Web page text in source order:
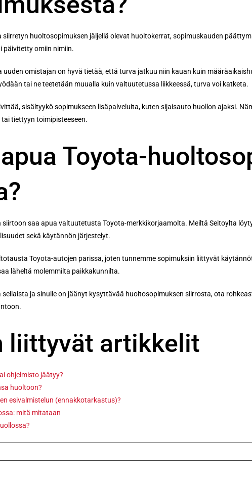
huoltosopimuksen jäljellä olevat huoltokerrat, sopimuskauden
päivitetty omiin nimiin.
uuden omistajan on hyvä tietää, että turva jatkuu niin kauan kuin
tai ne teetetään muualla kuin valtuutetussa liikkeessä, turva voi katketa.
sisältyykö sopimukseen lisäpalveluita, kuten sijaisauto huollon ajaksi.
tiettyyn toimipisteeseen.
Toyota-
saa apua valtuutetusta Toyota-merkkikorjaamolta. Meiltä Seitoylta
sekä käytännön järjestelyt.
Toyota-autojen parissa, joten tunnemme sopimuksiin liittyvät
läheltä molemmilta paikkakunnilta.
ja sinulle on jäänyt kysyttävää huoltosopimuksen siirrosta, ota
liittyvät artikkelit
ohjelmisto jäätyy?
huoltoon?
esivalmistelun (ennakkotarkastus)?
mitä mitataan